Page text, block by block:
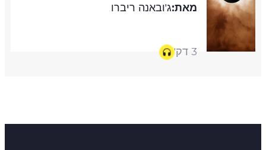
מאת:ג'ובאנה ריברו
3 דק'